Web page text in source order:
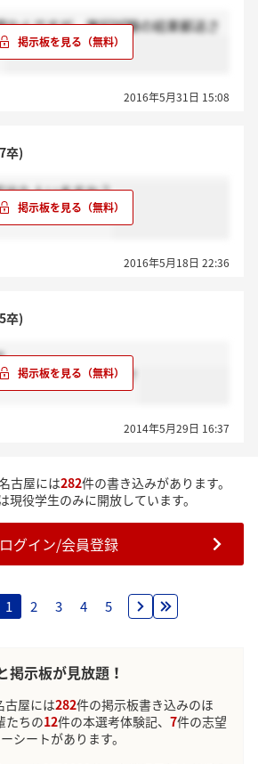
なんですが、筆記試験の結果郵送さ
2016年5月31日 15:08
卒)
出た人いますか？
2016年5月18日 22:36
卒)
らっしゃいますか？
2014年5月29日 16:37
古屋には282件の書き込みがあります。
現役学生のみに開放しています。
ログイン/会員登録
1 2 3 4 5
掲示板が見放題！
古屋には282件の掲示板書き込みのほ
たちの12件の本選考体験記、 7件の志望
シートがあります。